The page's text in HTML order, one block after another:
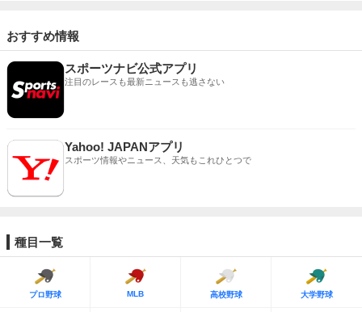
おすすめ情報
スポーツナビ公式アプリ
注目のレースも最新ニュースも逃さない
Yahoo! JAPANアプリ
スポーツ情報やニュース、天気もこれひとつで
種目一覧
プロ野球 MLB 高校野球 大学野球